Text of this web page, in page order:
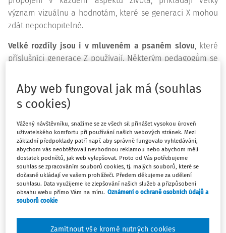
význam vizuálnu a hodnotám, které se generaci X mohou
zdát nepochopitelné.
Velké rozdíly jsou i v mluveném a psaném slovu, které
příslušníci generace Z používají. Některým pedagogům se
dětem) občas polovinu slov nerozumějí. Není se čemu
divit, do češtiny se od 90. let neologismy především z
angličtiny dostávají stále častěji, ale až generace Z
používání anglického jazyka v běžné mluvě dovedla téměř
k dokonalosti.Angličtinu děti používají v mluvené i
psané konverzaci běžně, nevědomky přejímají anglické
zkratky, nahradí sem tam ve větě české slovo anglickým
nebo plynule v jedné větě přejdou z češtiny do
angličtiny.
Příslušníci generace Z jsou vzhledem k permanentnímu
připojení k internetu stále ve spojení s komunitou
podobně naladěných lidí z celého světa, hrají hry, které
Aby web fungoval jak má (souhlas
s cookies)
Vážený návštěvníku, snažíme se ze všech sil přinášet vysokou úroveň
uživatelského komfortu při používání našich webových stránek. Mezi
základní předpoklady patří např. aby správně fungovalo vyhledávání,
abychom vás neobtěžovali nevhodnou reklamou nebo abychom měli
dostatek podnětů, jak web vylepšovat. Proto od Vás potřebujeme
souhlas se zpracováním souborů cookies, tj. malých souborů, které se
dočasně ukládají ve vašem prohlížeči. Předem děkujeme za udělení
souhlasu. Data využijeme ke zlepšování našich služeb a přizpůsobení
obsahu webu přímo Vám na míru. Oznámení o ochraně osobních údajů a
souborů cookie
Zamítnout vše kromě nutných cookies